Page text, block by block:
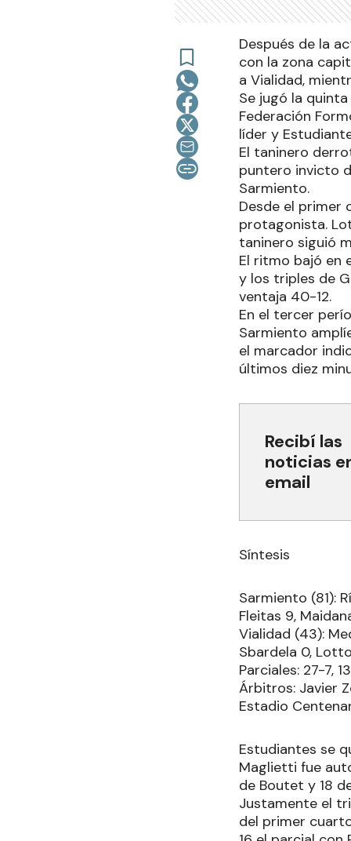
Después de la
con la zona
a Vialidad,
Se jugó la
Federación
líder y
El taninero
puntero invicto
Sarmiento.
Desde el primer
protagonista.
taninero siguió
El ritmo bajó en
y los triples de
ventaja 40-12.
En el tercer
Sarmiento
el marcador
últimos diez
Recibí las
noticias
email
Síntesis
Sarmiento (81):
Fleitas 9,
Vialidad (43):
Sbardela 0,
Parciales: 27-7,
Árbitros: Javier
Estadio
Estudiantes se
Maglietti fue
de Boutet y 18
Justamente el
del primer